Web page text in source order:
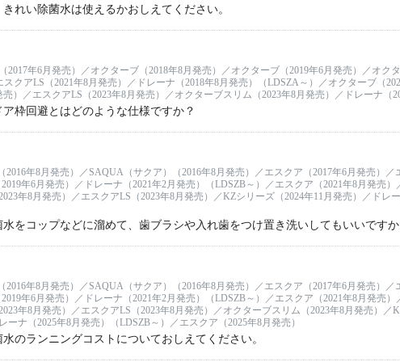
れい除菌水は使えるかおしえてください。
2017年6月発売）／オクターブ（2018年8月発売）／オクターブ（2019年6月発売）／オ
スクアLS（2021年8月発売）／ドレーナ（2018年8月発売）（LDSZA～）／オクターブ（
売）／エスクアLS（2023年8月発売）／オクターブスリム（2023年8月発売）／ドレーナ（
枠回避とはどのような仕様ですか？
2016年8月発売）／SAQUA（サクア）（2016年8月発売）／エスクア（2017年6月発売）
年6月発売）／ドレーナ（2021年2月発売）（LDSZB～）／エスクア（2021年8月発売
年8月発売）／エスクアLS（2023年8月発売）／KZシリーズ（2024年11月発売）／ドレ
水をコップなどに溜めて、歯ブラシや入れ歯をつけ置き洗いしてもいいですか
2016年8月発売）／SAQUA（サクア）（2016年8月発売）／エスクア（2017年6月発売）
年6月発売）／ドレーナ（2021年2月発売）（LDSZB～）／エスクア（2021年8月発売
年8月発売）／エスクアLS（2023年8月発売）／オクターブスリム（2023年8月発売）
ーナ（2025年8月発売）（LDSZB～）／エスクア（2025年8月発売）
水のランニングコストについておしえてください。